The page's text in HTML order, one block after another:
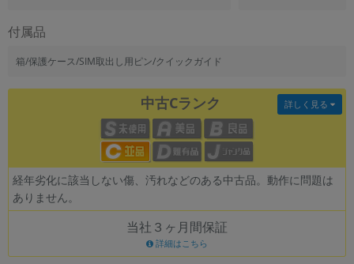
付属品
箱/保護ケース/SIM取出し用ピン/クイックガイド
中古Cランク
経年劣化に該当しない傷、汚れなどのある中古品。動作に問題は
ありません。
詳しく見る
当社３ヶ月間保証
詳細はこちら
ランク
商品状態の絞り込み
メモリ